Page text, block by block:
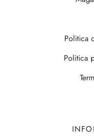
Politica
Politica